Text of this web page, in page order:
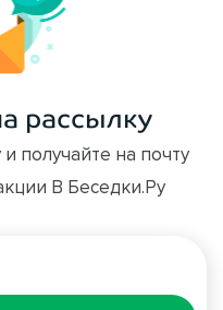
рассылку
получайте на почту
В Беседки.Ру